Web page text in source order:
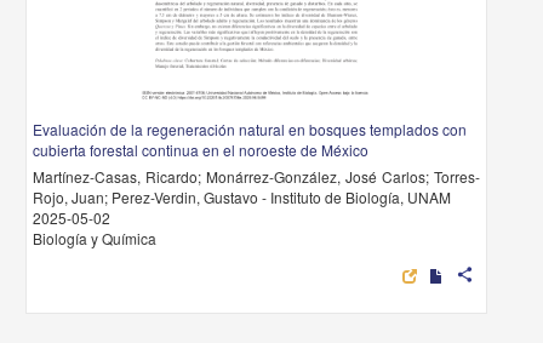
Evaluación de la regeneración natural en bosques templados con
cubierta forestal continua en el noroeste de México
Martínez-Casas, Ricardo; Monárrez-González, José Carlos; Torres-
Rojo, Juan; Perez-Verdin, Gustavo - Instituto de Biología, UNAM
2025-05-02
Biología y Química
share